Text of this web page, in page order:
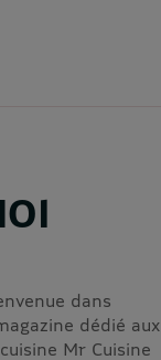
dans
dédié aux
Mr Cuisine